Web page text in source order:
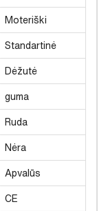
Moteriški
Standartinė
Dėžutė
guma
Ruda
Nėra
Apvalūs
CE